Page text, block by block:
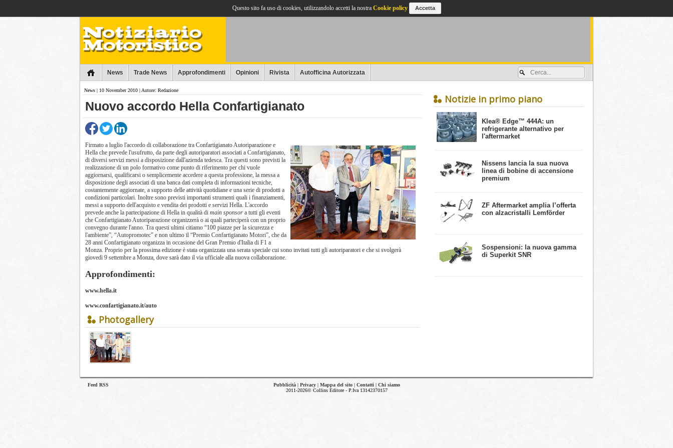
News Trade News Approfondimenti Opinioni Rivista Autofficina Autorizzata
Notizie in primo piano
​Klea® Edge™ 444A: un
refrigerante alternativo per
l'aftermarket
Nissens lancia la sua nuova
linea di bobine di accensione
premium
ZF Aftermarket amplia l’offerta
con alzacristalli Lemförder
​Sospensioni: la nuova gamma
di Superkit SNR
News | 10 November 2010 | Autore: Redazione
Nuovo accordo Hella Confartigianato
Firmato a luglio l'accordo di collaborazione tra Confartigianato Autoriparazione e
Hella che prevede l'usufrutto, da parte degli autoriparatori associati a Confartigianato,
di diversi servizi messi a disposizione dall'azienda tedesca. Tra questi sono previsti la
realizzazione di un polo formativo come punto di riferimento per chi vuole
aggiornarsi, qualificarsi o semplicemente accedere a questa professione, la messa a
disposizione degli associati di una banca dati completa di informazioni tecniche,
costantemente aggiornate, a supporto delle attività quotidiane e una serie di prodotti a
condizioni particolari. Inoltre sono previsti importanti strumenti quali i finanziamenti,
messi a supporto dell'acquisto e vendita dei prodotti e servizi Hella. L'accordo
prevede anche la partecipazione di Hella in qualità di main sponsor a tutti gli eventi
che Confartigianato Autoriparazione organizzerà o ai quali parteciperà con un proprio
convegno durante l'anno. Tra questi ultimi citiamo “100 piazze per la sicurezza e
l'ambiente”, “Autopromotec” e non ultimo il “Premio Confartigianato Motori”, che da
28 anni Confartigianato organizza in occasione del Gran Premio d'Italia di F1 a
Monza. Proprio per la prossima edizione è stata organizzata una serata speciale cui sono invitati tutti gli autoriparatori e che si svolgerà
giovedì 9 settembre a Monza, dove sarà dato il via ufficiale alla nuova collaborazione.
Approfondimenti:
www.hella.it
www.confartigianato.it/auto
Photogallery
Feed RSS Pubblicità| Privacy| Mappa del sito| Contatti| Chi siamo
2011-2026© Collins Editore - P.Iva 13142370157
Questo sito fa uso di cookies, utilizzandolo accetti la nostra Cookie policy Accetta